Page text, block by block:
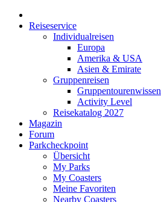
Reiseservice
Individualreisen
Europa
Amerika & USA
Asien & Emirate
Gruppenreisen
Gruppentourenwissen
Activity Level
Reisekatalog 2027
Magazin
Forum
Parkcheckpoint
Übersicht
My Parks
My Coasters
Meine Favoriten
Nearby Coasters